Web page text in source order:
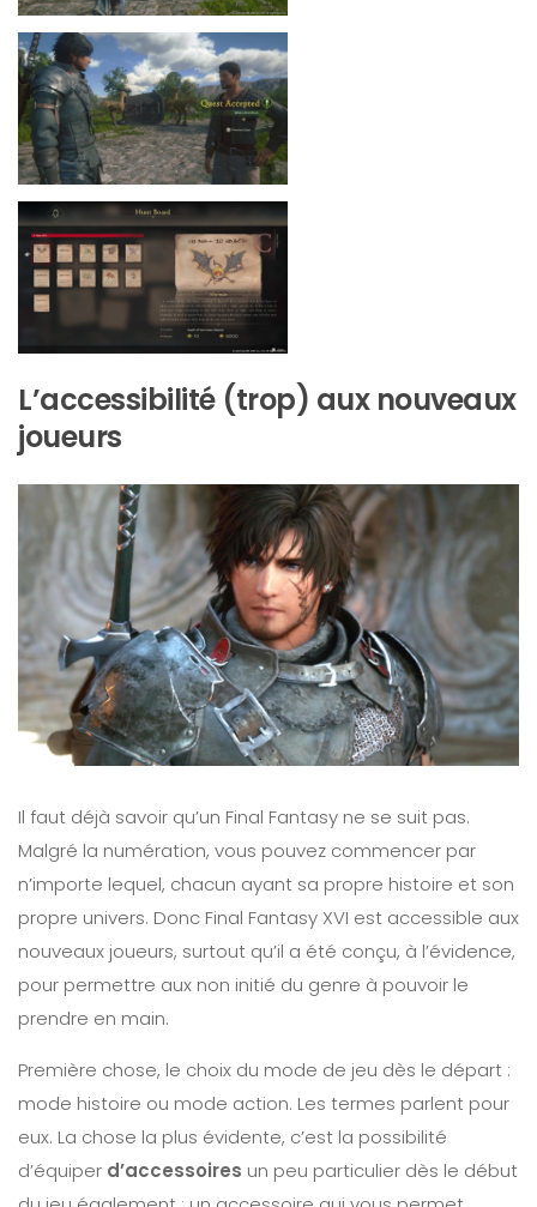
L’accessibilité (trop) aux nouveaux
joueurs
Il faut déjà savoir qu’un Final Fantasy ne se suit pas.
Malgré la numération, vous pouvez commencer par
n’importe lequel, chacun ayant sa propre histoire et son
propre univers. Donc Final Fantasy XVI est accessible aux
nouveaux joueurs, surtout qu’il a été conçu, à l’évidence,
pour permettre aux non initié du genre à pouvoir le
prendre en main.
Première chose, le choix du mode de jeu dès le départ :
mode histoire ou mode action. Les termes parlent pour
eux. La chose la plus évidente, c’est la possibilité
d’équiper d’accessoires un peu particulier dès le début